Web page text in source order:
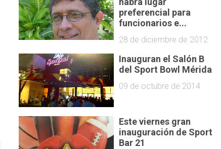
preferencial para
funcionarios e...
28 de diciembre de 2012
Inauguran el Salón B
del Sport Bowl Mérida
09 de octubre de 2014
Este viernes gran
inauguración de Sport
Bar 21